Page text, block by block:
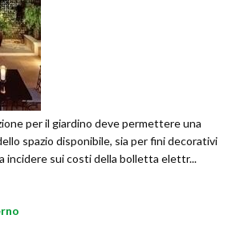
per il giardino deve permettere una
spazio disponibile, sia per fini decorativi
incidere sui costi della bolletta elettr...